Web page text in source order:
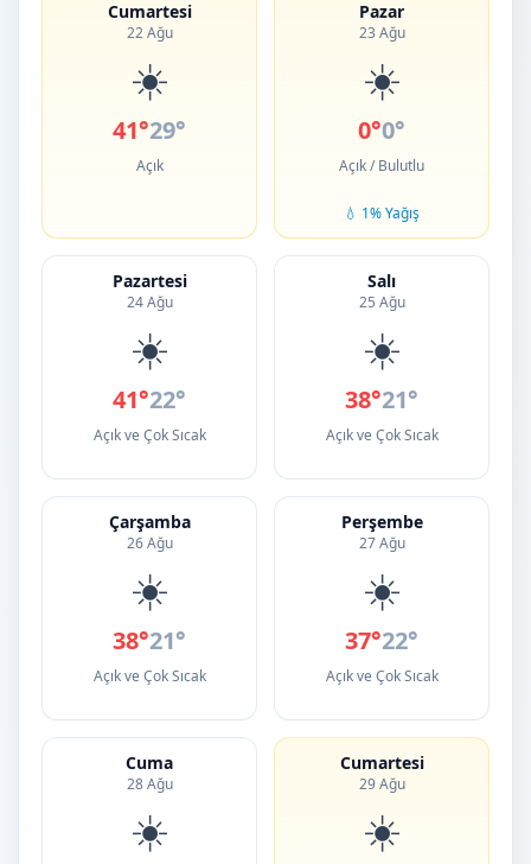
Cumartesi
22 Ağu
☀️
41°29°
Açık
Pazar
23 Ağu
☀️
0°0°
Açık / Bulutlu
💧 1% Yağış
Pazartesi
24 Ağu
☀️
41°22°
Açık ve Çok Sıcak
Salı
25 Ağu
☀️
38°21°
Açık ve Çok Sıcak
Çarşamba
26 Ağu
☀️
38°21°
Açık ve Çok Sıcak
Perşembe
27 Ağu
☀️
37°22°
Açık ve Çok Sıcak
Cuma
28 Ağu
☀️
Cumartesi
29 Ağu
☀️